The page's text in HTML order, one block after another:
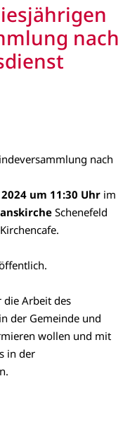
nach
nach
um 11:30 Uhr im
Schenefeld
die Arbeit des
der Gemeinde und
wollen und mit
in der